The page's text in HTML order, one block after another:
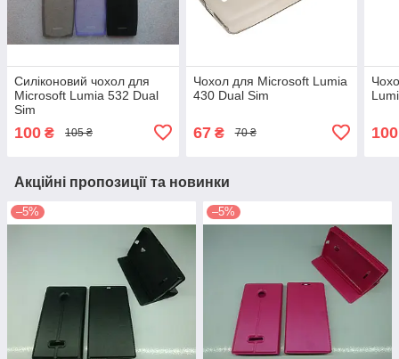
Силіконовий чохол для
Microsoft Lumia 532 Dual
Sim
100 ₴ 105 ₴
Чохол для Microsoft Lumia
430 Dual Sim
67₴ 70 ₴ 100
Акційні пропозиції та новинки
–5% –5%